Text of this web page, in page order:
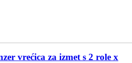
vrećica za izmet s 2 role x